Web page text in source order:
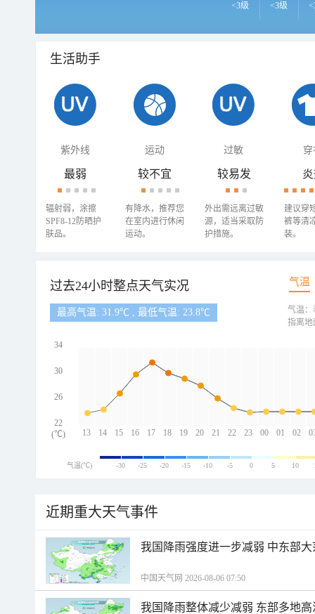
<3级 <3级
生活助手
紫外线 运动 过敏 穿
最弱
辐射弱，涂擦
SPF8-12防晒护
肤品。
较不宜
有降水，推荐您
在室内进行休闲
运动。
较易发
外出需远离过敏
源，适当采取防
护措施。
建议穿
裤等清
装。
过去24小时整点天气实况 气温
最高气温: 31.9℃ , 最低气温: 23.8℃
13 14 15 16 17 18 19 20 21 22 23 00 01 02
34
30
26
22
(℃)
气温：
指离地
气温(℃) -30 -25 -20 -15 -10 -5 0 5 10
近期重大天气事件
我国降雨强度进一步减弱 中东部
中国天气网 2026-08-06 07:50
我国降雨整体减少减弱 东部多地